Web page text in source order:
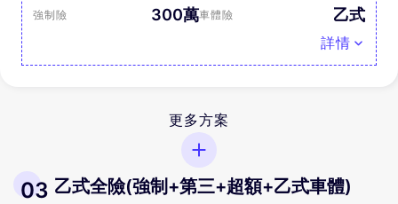
強制險 300萬車體險 乙式
詳情
更多方案
03 乙式全險(強制+第三+超額+乙式車體)